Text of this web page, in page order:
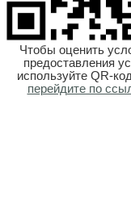
Чтобы оценить
предоставления
используйте QR-
перейдите по